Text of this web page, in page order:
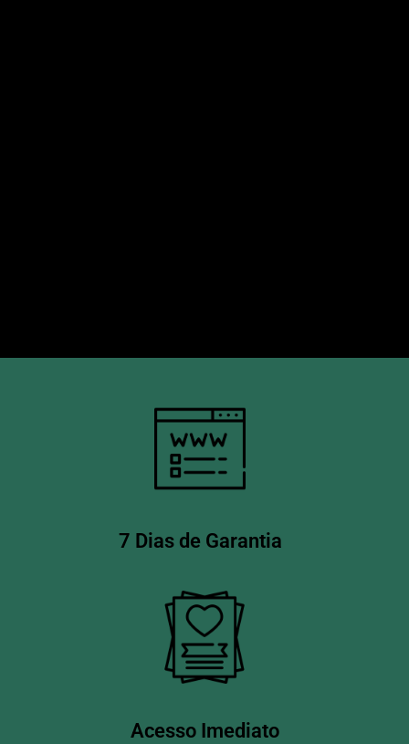
7 Dias de Garantia
Acesso Imediato